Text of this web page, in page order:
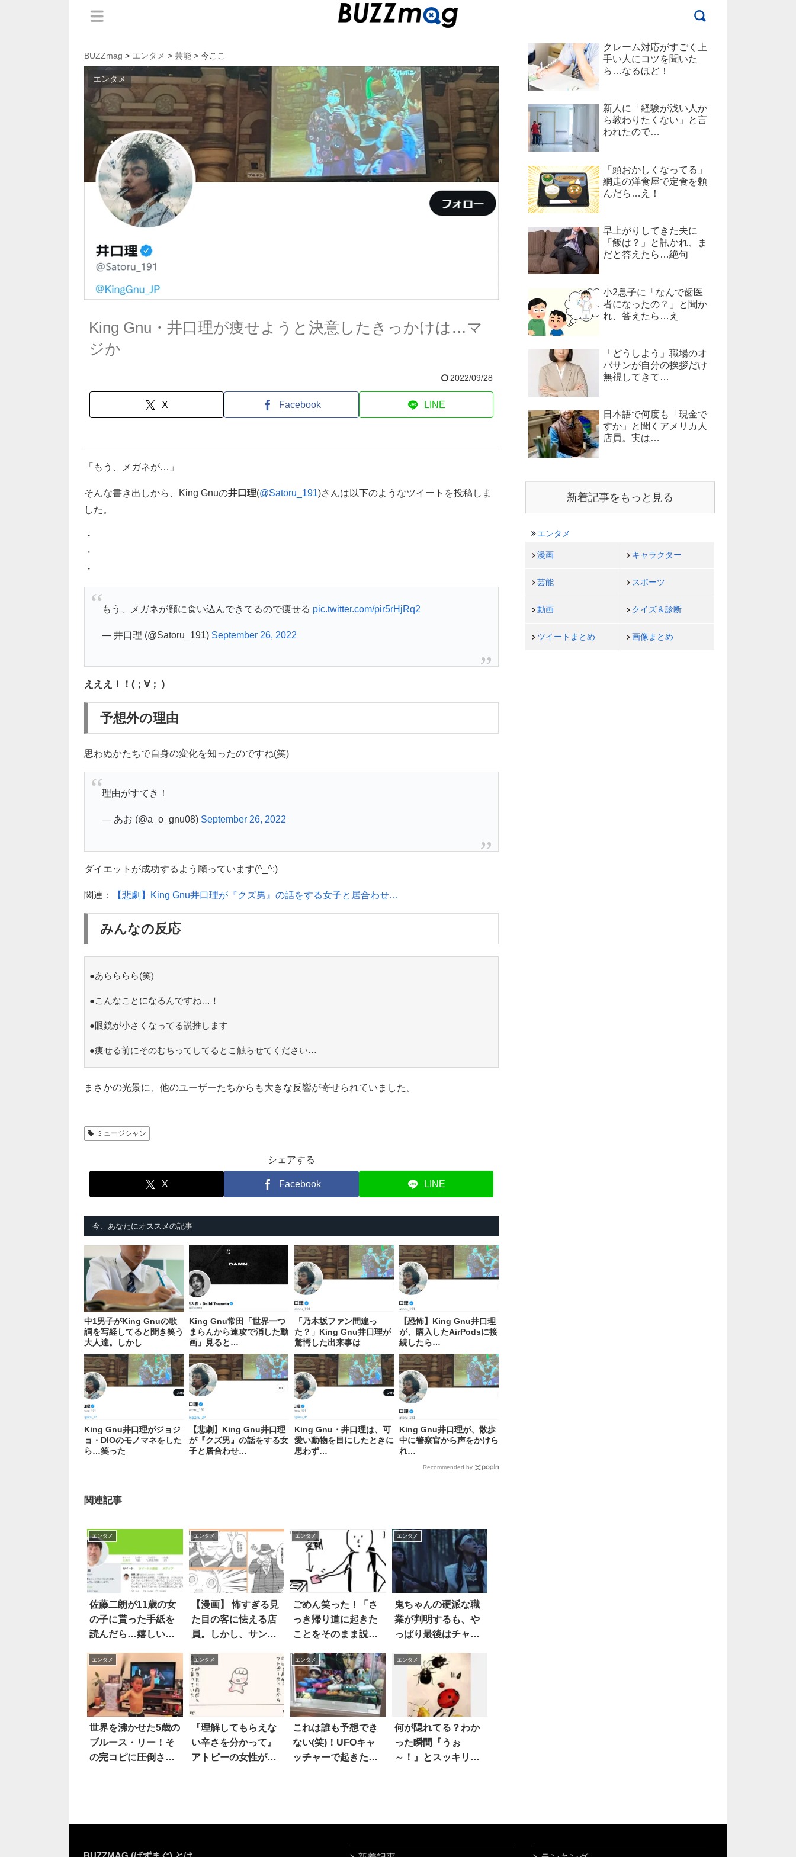
BUZZmag > エンタメ > 芸能 > 今ここ
エンタメ
King Gnu・井口理が痩せようと決意したきっかけは…マ
ジか
2022/09/28
X Facebook LINE
「もう、メガネが…」
そんな書き出しから、King Gnuの井口理(@Satoru_191)さんは以下のようなツイートを投稿しま
した。
・
・
・
もう、メガネが顔に食い込んできてるので痩せる pic.twitter.com/pir5rHjRq2
— 井口理 (@Satoru_191) September 26, 2022
えええ！！(；∀； )
予想外の理由
思わぬかたちで自身の変化を知ったのですね(笑)
理由がすてき！
— あお (@a_o_gnu08) September 26, 2022
ダイエットが成功するよう願っています(^_^;)
関連： 【悲劇】King Gnu井口理が『クズ男』の話をする女子と居合わせ…
みんなの反応
●あらららら(笑)
●こんなことになるんですね…！
●眼鏡が小さくなってる説推します
●痩せる前にそのむちってしてるとこ触らせてください…
まさかの光景に、他のユーザーたちからも大きな反響が寄せられていました。
ミュージシャン
シェアする
X Facebook LINE
今、あなたにオススメの記事
中1男子がKing Gnuの歌
詞を写経してると聞き笑う
大人達。しかし
King Gnu常田「世界一つ
まらんから速攻で消した動
画」見ると…
「乃木坂ファン間違っ
た？」King Gnu井口理が
驚愕した出来事は
【恐怖】King Gnu井口理
が、購入したAirPodsに接
続したら…
King Gnu井口理がジョジ
ョ・DIOのモノマネをした
ら…笑った
【悲劇】King Gnu井口理
が『クズ男』の話をする女
子と居合わせ…
King Gnu・井口理は、可
愛い動物を目にしたときに
思わず…
King Gnu井口理が、散歩
中に警察官から声をかけら
れ…
Recommended by
関連記事
エンタメ
佐藤二朗が11歳の女
の子に貰った手紙を
読んだら…嬉しいけ
エンタメ
【漫画】 怖すぎる見
た目の客に怯える店
員。しかし、サング
4枚
エンタメ
ごめん笑った！「さ
っき帰り道に起きた
ことをそのまま説明
エンタメ
鬼ちゃんの硬派な職
業が判明するも、や
っぱり最後はチャラ
エンタメ
世界を沸かせた5歳の
ブルース・リー！そ
の完コピに圧倒され
エンタメ
『理解してもらえな
い辛さを分かって』
アトピーの女性が経
エンタメ
これは誰も予想でき
ない(笑)！UFOキャ
ッチャーで起きた衝
エンタメ
何が隠れてる？わか
った瞬間『うぉ
～！』とスッキリす
クレーム対応がすごく上
手い人にコツを聞いた
ら…なるほど！
新人に「経験が浅い人か
ら教わりたくない」と言
われたので…
「頭おかしくなってる」
網走の洋食屋で定食を頼
んだら…え！
早上がりしてきた夫に
「飯は？」と訊かれ、ま
だと答えたら…絶句
小2息子に「なんで歯医
者になったの？」と聞か
れ、答えたら…え
「どうしよう」職場のオ
バサンが自分の挨拶だけ
無視してきて…
日本語で何度も「現金で
すか」と聞くアメリカ人
店員。実は…
新着記事をもっと見る
エンタメ
漫画 キャラクター
芸能 スポーツ
動画 クイズ＆診断
ツイートまとめ 画像まとめ